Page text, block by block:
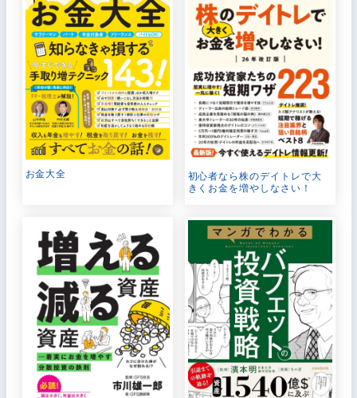
お金大全
初心者なら株のデイトレで大
きくお金を増やしなさい！